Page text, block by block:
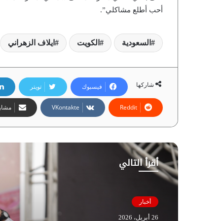
أحب أطلع مشاكلي”.
السعودية الكويت ايلاف الزهراني
شاركها فيسبوك تويتر
أقرأ التالي
أخبار
26 أبريل، 2026